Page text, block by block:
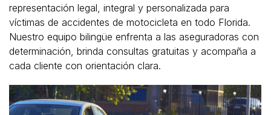
representación legal, integral y personalizada para
víctimas de accidentes de motocicleta en todo Florida.
Nuestro equipo bilingüe enfrenta a las aseguradoras con
determinación, brinda consultas gratuitas y acompaña a
cada cliente con orientación clara.